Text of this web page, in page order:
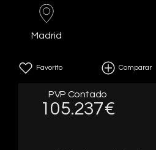
Madrid
Favorito Comparar
PVP Contado
105.237€